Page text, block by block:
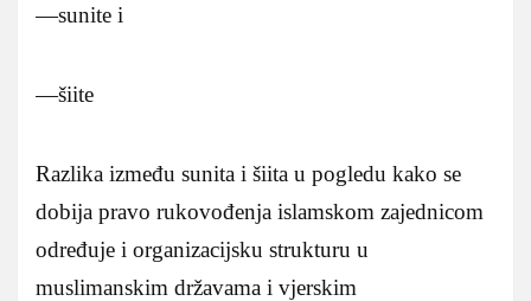
—sunite i
—šiite
Razlika između sunita i šiita u pogledu kako se
dobija pravo rukovođenja islamskom zajednicom
određuje i organizacijsku strukturu u
muslimanskim državama i vjerskim